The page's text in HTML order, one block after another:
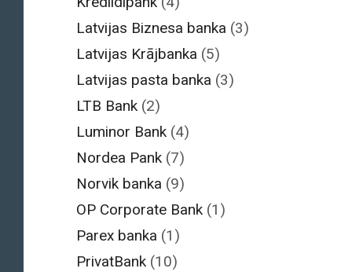
Latvijas Biznesa banka (3)
Latvijas Krājbanka (5)
Latvijas pasta banka (3)
LTB Bank (2)
Luminor Bank (4)
Nordea Pank (7)
Norvik banka (9)
OP Corporate Bank (1)
Parex banka (1)
PrivatBank (10)